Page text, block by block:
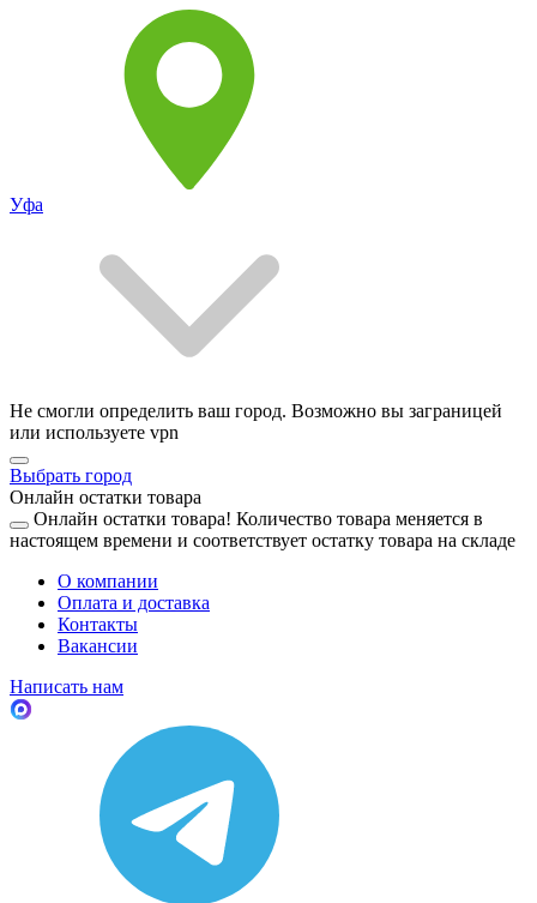
Уфа
Не смогли определить ваш город. Возможно вы заграницей
или используете vpn
Выбрать город
Онлайн остатки товара
Онлайн остатки товара! Количество товара меняется в
настоящем времени и соответствует остатку товара на складе
О компании
Оплата и доставка
Контакты
Вакансии
Написать нам